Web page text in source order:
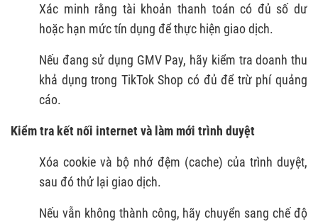
Xác minh rằng tài khoản thanh toán có đủ số dư
hoặc hạn mức tín dụng để thực hiện giao dịch.
Nếu đang sử dụng GMV Pay, hãy kiểm tra doanh thu
khả dụng trong TikTok Shop có đủ để trừ phí quảng
cáo.
Kiểm tra kết nối internet và làm mới trình duyệt
Xóa cookie và bộ nhớ đệm (cache) của trình duyệt,
sau đó thử lại giao dịch.
Nếu vẫn không thành công, hãy chuyển sang chế độ